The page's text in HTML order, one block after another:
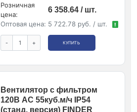
Розничная
цена:
6 358.64 / шт.
Оптовая цена: 5 722.78 руб. / шт. !
- + КУПИТЬ
Вентилятор с фильтром
120В AC 55куб.м/ч IP54
(станд. версия) FINDER